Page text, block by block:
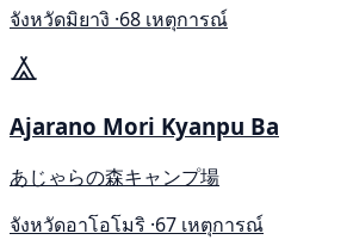
จังหวัดมิยางิ ·68 เหตุการณ์
Ajarano Mori Kyanpu Ba
あじゃらの森キャンプ場
จังหวัดอาโอโมริ ·67 เหตุการณ์